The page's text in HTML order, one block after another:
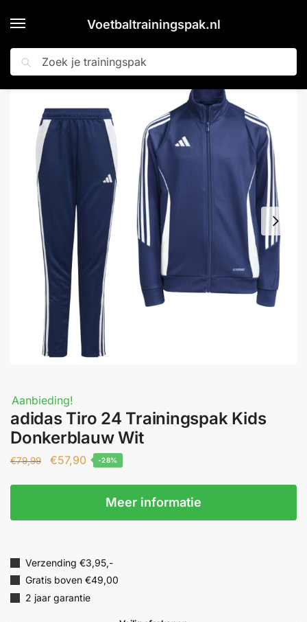
Voetbaltrainingspak.nl
Zoeken
Home » Shop » adidas Tiro 24 Trainingspak Kids Donkerblauw Wit
Aanbieding!
adidas Tiro 24 Trainingspak Kids
Donkerblauw Wit
€79,99 €57,90 -28%
Meer informatie
Verzending €3,95,-
Gratis boven €49,00
2 jaar garantie